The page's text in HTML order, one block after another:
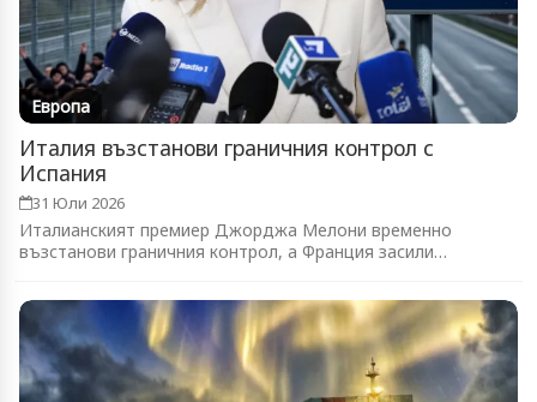
Европа
Италия възстанови граничния контрол с
Испания
31 Юли 2026
Италианският премиер Джорджа Мелони временно
възстанови граничния контрол, а Франция засили